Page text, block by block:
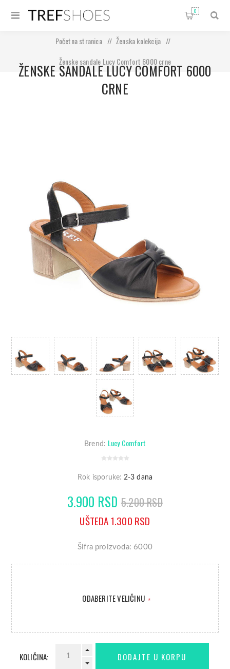
0
Početna stranica / Ženska kolekcija
/
Ženske sandale Lucy Comfort 6000 crne
ŽENSKE SANDALE LUCY COMFORT 6000
CRNE
Brend: Lucy Comfort
Rok isporuke: 2-3 dana
3.900 RSD 5.200 RSD
UŠTEDA 1.300 RSD
Šifra proizvoda: 6000
ODABERITE VELIČINU *
KOLIČINA: